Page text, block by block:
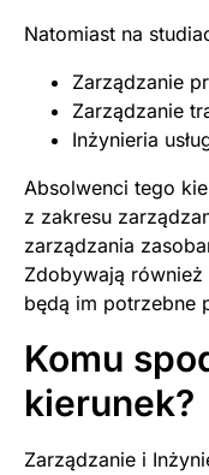
Natomiast na
Zarządzanie
Zarządzanie
Inżynieria
Absolwenci tego
z zakresu
zarządzania
Zdobywają
będą im potrzebne
Komu
kierunek?
Zarządzanie i